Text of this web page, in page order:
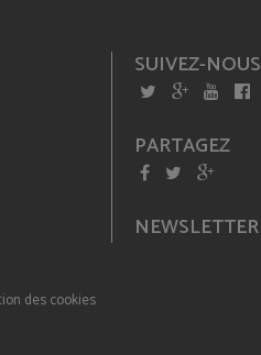
SUIVEZ-NOUS
PARTAGEZ
NEWSLETTER
des cookies